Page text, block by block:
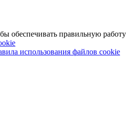
обеспечивать правильную работу
использования файлов cookie